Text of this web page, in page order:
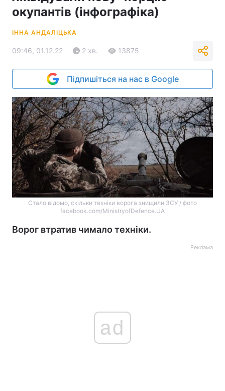
окупантів (інфографіка)
ІННА АНДАЛІЦЬКА
09:46, 01.12.22 2 хв. 13875
Підпишіться на нас в Google
Стало відомо, скільки техніки ворога знищили ЗСУ / фото
facebook.com/MinistryofDefence.UA
Ворог втратив чимало техніки.
Реклама
ad